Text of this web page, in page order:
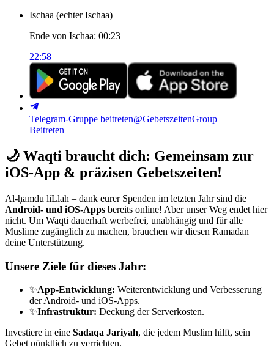
Ischaa (echter Ischaa)
Ende von Ischaa: 00:23
22:58
Telegram-Gruppe beitreten@GebetszeitenGroup
Beitreten
🌙 Waqti braucht dich: Gemeinsam zur
iOS-App & präzisen Gebetszeiten!
Al-ḥamdu liLlāh – dank eurer Spenden im letzten Jahr sind die
Android- und iOS-Apps bereits online! Aber unser Weg endet hier
nicht. Um Waqti dauerhaft werbefrei, unabhängig und für alle
Muslime zugänglich zu machen, brauchen wir diesen Ramadan
deine Unterstützung.
Unsere Ziele für dieses Jahr:
✨App-Entwicklung: Weiterentwicklung und Verbesserung
der Android- und iOS-Apps.
✨Infrastruktur: Deckung der Serverkosten.
Investiere in eine Sadaqa Jariyah, die jedem Muslim hilft, sein
Gebet pünktlich zu verrichten.